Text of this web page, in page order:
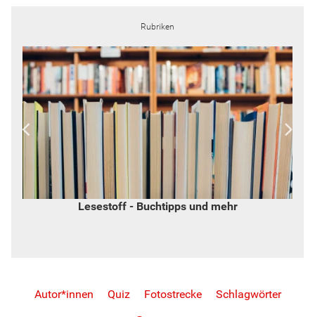
Rubriken
Lesestoff - Buchtipps und mehr
Autor*innen Quiz Fotostrecke Schlagwörter